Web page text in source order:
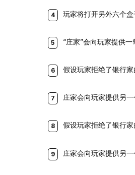
玩家将打开另外六个盒
“庄家”会向玩家提供
假设玩家拒绝了银行
庄家会向玩家提供另
假设玩家拒绝了银行
庄家会向玩家提供另